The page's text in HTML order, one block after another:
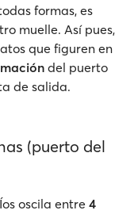
formas, es
muelle. Así pues,
que figuren en
del puerto
de salida.
(puerto del
oscila entre4